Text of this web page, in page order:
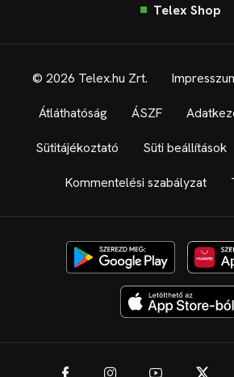
Telex Shop
© 2026 Telex.hu Zrt.
Átláthatóság ÁSZF
Sütitájékoztató Süti beállítások
Kommentelési szabályzat